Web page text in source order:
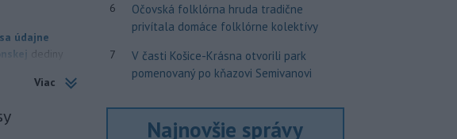
údajne
dediny
tzv. pilotných
libanonská
Viac
6
Očovská folklórna hruda tradične
privítala domáce folklórne kolektívy
7
V časti Košice-Krásna otvorili park
pomenovaný po kňazovi Semivanovi
Najnovšie správy